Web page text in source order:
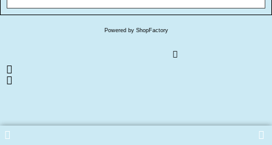
Powered by ShopFactory